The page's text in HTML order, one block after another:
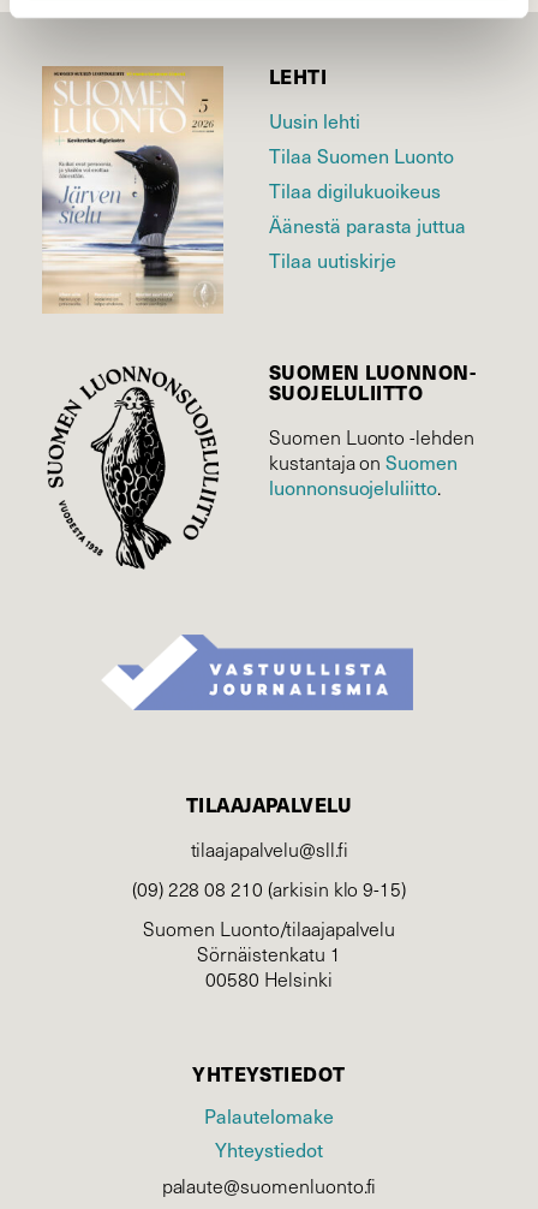
LEHTI
Uusin lehti
Tilaa Suomen Luonto
Tilaa digilukuoikeus
Äänestä parasta juttua
Tilaa uutiskirje
SUOMEN LUONNON­
SUOJELU­LIITTO
Suomen Luonto -lehden
kustantaja onSuomen
luonnonsuojelu­liitto.
TILAAJAPALVELU
tilaajapalvelu@sll.fi
(09) 228 08 210 (arkisin klo 9-15)
Suomen Luonto/tilaajapalvelu
Sörnäistenkatu 1
00580 Helsinki
YHTEYSTIEDOT
Palautelomake
Yhteystiedot
palaute@suomenluonto.fi